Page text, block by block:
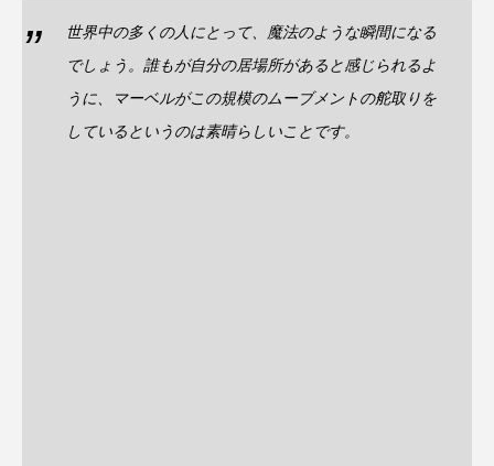
世界中の多くの人にとって、魔法のような瞬間になる
でしょう。誰もが自分の居場所があると感じられるよ
うに、マーベルがこの規模のムーブメントの舵取りを
しているというのは素晴らしいことです。